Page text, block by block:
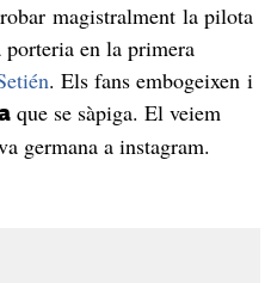
magistralment la pilota
en la primera
. Els fans embogeixen i
que se sàpiga. El veiem
germana a instagram.